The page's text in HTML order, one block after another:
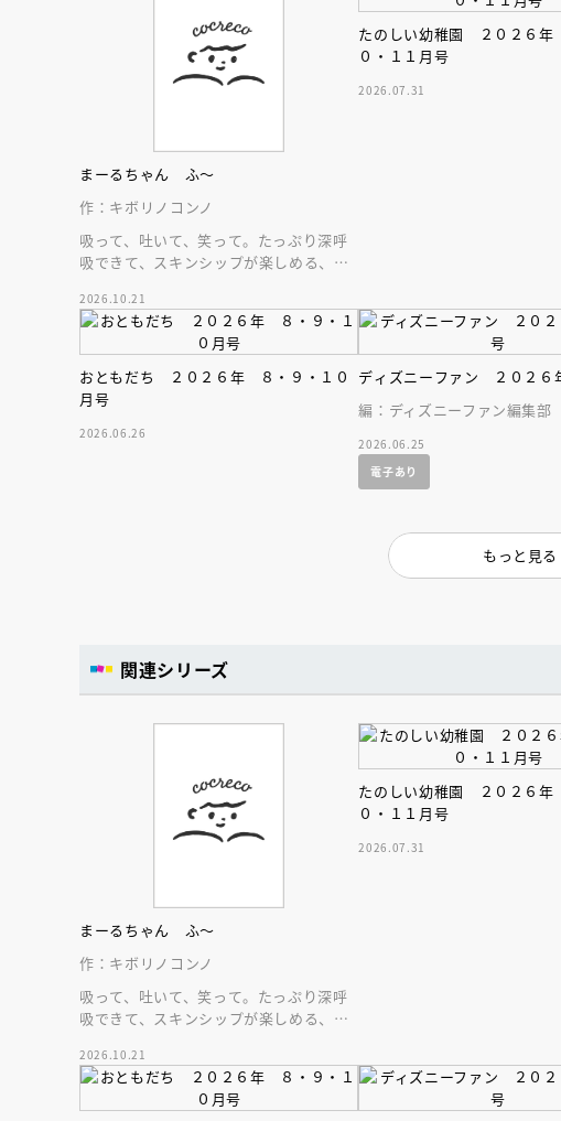
まーるちゃん ふ～
作：キボリノコンノ
吸って、吐いて、笑って。たっぷり深呼
吸できて、スキンシップが楽しめる、大
ーストブック。
2026.10.21
たのしい幼稚園 ２０２６
０・１１月号
2026.07.31
おともだち ２０２６年 ８・９・１０
月号
2026.06.26
ディズニーファン ２０２
編：ディズニーファン編集部
2026.06.25
電子あり
もっと見る
関連シリーズ
まーるちゃん ふ～
作：キボリノコンノ
吸って、吐いて、笑って。たっぷり深呼
吸できて、スキンシップが楽しめる、大
ーストブック。
2026.10.21
たのしい幼稚園 ２０２６年
０・１１月号
2026.07.31